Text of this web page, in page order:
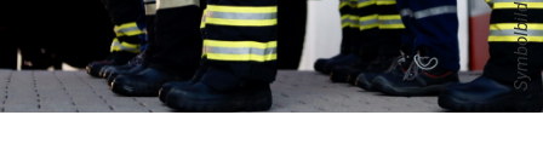
Symbolbild